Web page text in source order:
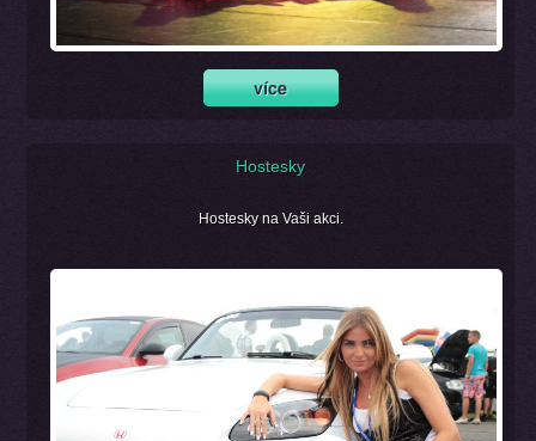
Hostesky
Hostesky na Vaši akci.